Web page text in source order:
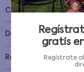
Características
Detalles del
Recomendaciones
gratis
Regístrate